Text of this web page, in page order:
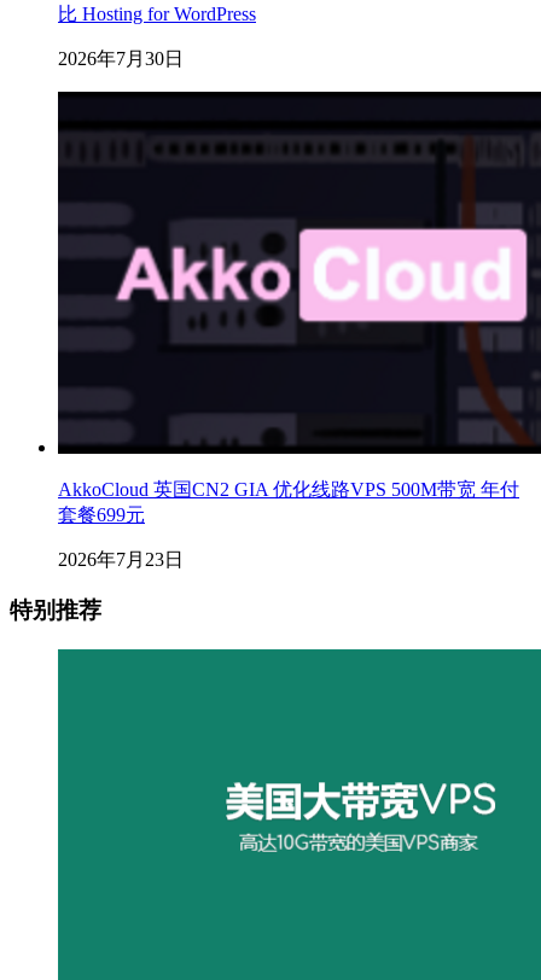
比 Hosting for WordPress
2026年7月30日
AkkoCloud 英国CN2 GIA 优化线路VPS 500M带宽 年付
套餐699元
2026年7月23日
特别推荐